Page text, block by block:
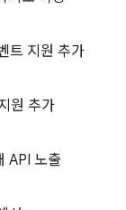
트 지원 추가
원 추가
API 노출